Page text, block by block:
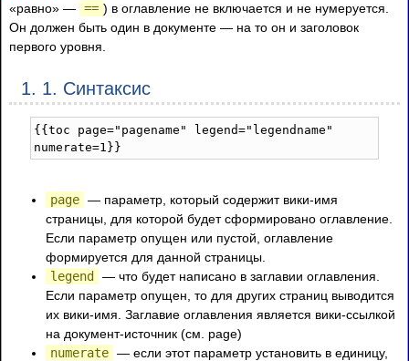
«равно» — == ) в оглавление не включается и не нумеруется.
Он должен быть один в документе — на то он и заголовок
первого уровня.
1. 1. Синтаксис
{{toc page="pagename" legend="legendname"
page — параметр, который содержит вики-имя
страницы, для которой будет сформировано оглавление.
Если параметр опущен или пустой, оглавление
формируется для данной страницы.
legend
— что будет написано в заглавии оглавления.
Если параметр опущен, то для других страниц выводится
их вики-имя. Заглавие оглавления является вики-ссылкой
на документ-источник (см. page)
numerate — если этот параметр установить в единицу,